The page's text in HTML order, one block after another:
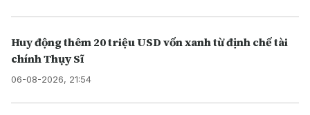
Huy động thêm 20 triệu USD vốn xanh từ định chế tài
chính Thụy Sĩ
06-08-2026, 21:54